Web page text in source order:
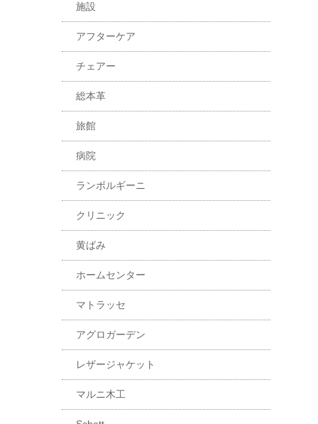
施設
アフターケア
チェアー
総本革
旅館
病院
ランボルギーニ
クリニック
黄ばみ
ホームセンター
マトラッセ
アグロガーデン
レザージャケット
マルニ木工